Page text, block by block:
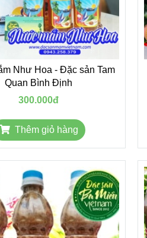
Như Hoa - Đặc sản Tam
Quan Bình Định
300.000đ
Thêm giỏ hàng